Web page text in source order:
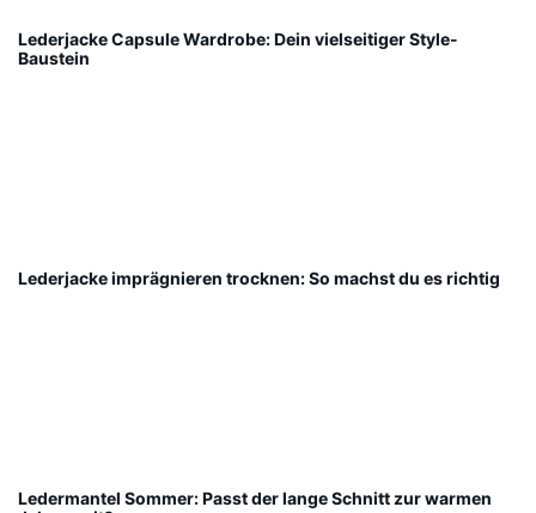
Lederjacke Capsule Wardrobe: Dein vielseitiger Style-
Baustein
Lederjacke imprägnieren trocknen: So machst du es richtig
Ledermantel Sommer: Passt der lange Schnitt zur warmen